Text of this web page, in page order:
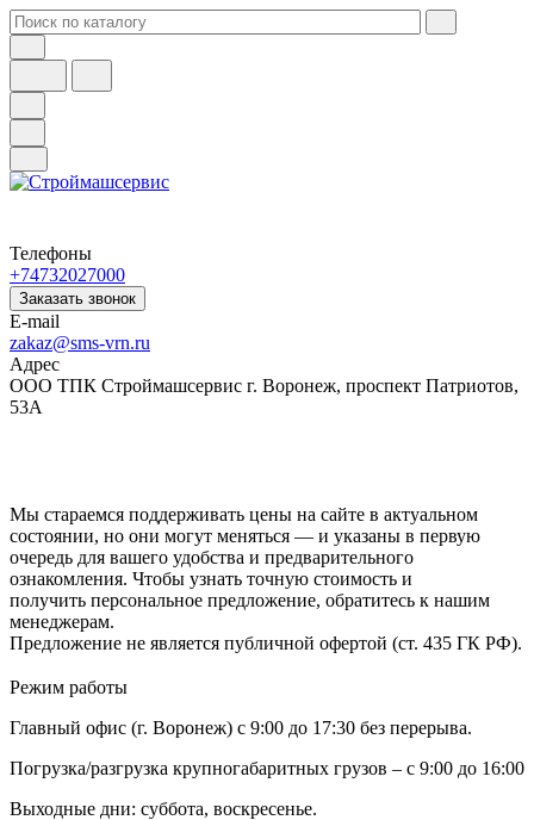
Телефоны
+74732027000
Заказать звонок
E-mail
zakaz@sms-vrn.ru
Адрес
ООО ТПК Строймашсервис г. Воронеж, проспект Патриотов,
53А
Мы стараемся поддерживать цены на сайте в актуальном
состоянии, но они могут меняться — и указаны в первую
очередь для вашего удобства и предварительного
ознакомления. Чтобы узнать точную стоимость и
получить персональное предложение, обратитесь к нашим
менеджерам.
Предложение не является публичной офертой (ст. 435 ГК РФ).
Режим работы
Главный офис (г. Воронеж) с 9:00 до 17:30 без перерыва.
Погрузка/разгрузка крупногабаритных грузов – с 9:00 до 16:00
Выходные дни: суббота, воскресенье.